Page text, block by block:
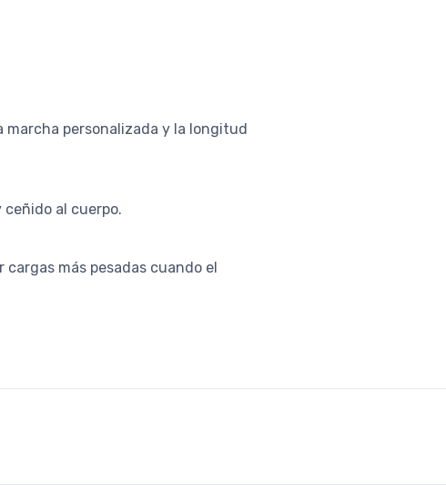
marcha personalizada y la longitud
al cuerpo.
más pesadas cuando el